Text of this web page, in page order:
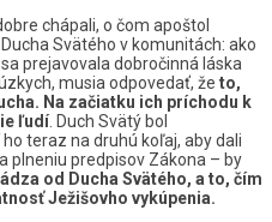
chápali, o čom apoštol
Svätého v komunitách: ako
prejavovala dobročinná láska
musia odpovedať, že to,
Na začiatku ich príchodu k
ľudí . Duch Svätý bol
teraz na druhú koľaj, aby dali
plneniu predpisov Zákona – by
od Ducha Svätého, a to, čím
Ježišovho vykúpenia.